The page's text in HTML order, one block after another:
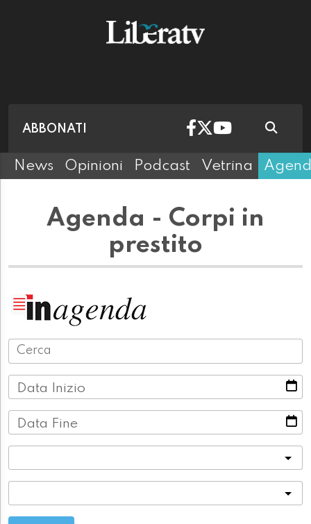
ABBONATI
News Opinioni Podcast Vetrina
Agenda - Corpi in
prestito
Data Inizio
Data Fine